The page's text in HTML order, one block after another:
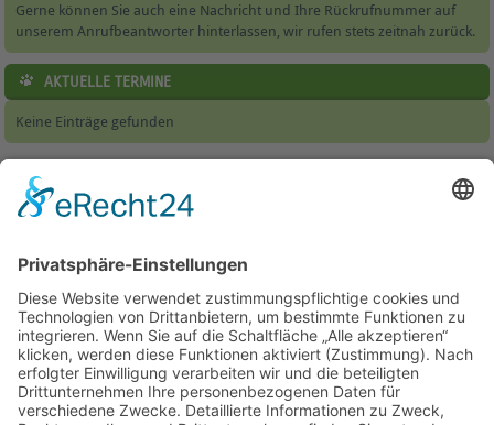
Gerne können Sie auch eine Nachricht und Ihre Rückrufnummer auf
unserem Anrufbeantworter hinterlassen, wir rufen stets zeitnah zurück.
AKTUELLE TERMINE
Keine Einträge gefunden
Home|Tierheim & Tierschutzverein|Helfen|Jugendbereich
|Service|Wissenswertes|Formulare|Kontakt
Besucherstatistik:Heute: 126 | Gestern: 330 | Monat: 4260 |